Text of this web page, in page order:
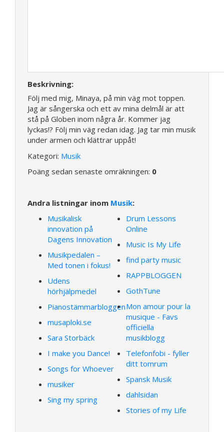
Beskrivning:
Följ med mig, Minaya, på min väg mot toppen.
Jag är sångerska och ett av mina delmål är att
stå på Globen inom några år. Kommer jag
lyckas!? Följ min väg redan idag. Jag tar min musik
under armen och klättrar uppåt!
Kategori: Musik
Poäng sedan senaste omräkningen: 0
Andra listningar inom Musik:
Musikalisk
innovation på
Dagens Innovation
Musikpedalen –
Med tonen i fokus!
Udens
hörhjälpmedel
Pianostämmarbloggen
musaploki.se
Sara Storbäck
I make you Dance!
Songs for Whoever
musiker
Sing my spring
Drum Lessons
Online
Music Is My Life
find party music
RAPPBLOGGEN
GothTune
Mon amour pour la
musique - Favs
officiella
musikblogg
Telefonfobi - fyller
ditt tomrum
Spansk Musik
dahlsidan
Stories of my Life